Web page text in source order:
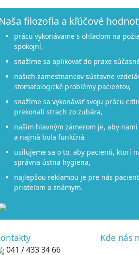
Kontakty
Objednať sa
Naša filozofia a kľúčové
prácu vykonávame s ohľadom na
spokojní,
snažíme sa aplikovať do praxe
našich zamestnancov sústavne
stomatologické problémy pacientov,
snažíme sa vykonávať svoju prácu
prekonali strach zo zubára,
naším hlavným zámerom je, aby
a najmä bola funkčná,
usilujeme sa o to, aby pacienti, ktorí
správna ústna hygiena,
najlepšou reklamou je pre nás
priateľom a známym.
041 / 433 34 66
Kde nás